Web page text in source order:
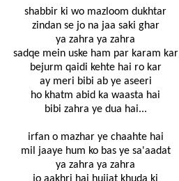
shabbir ki wo mazloom dukhtar
zindan se jo na jaa saki ghar
ya zahra ya zahra
sadqe mein uske ham par karam kar
bejurm qaidi kehte hai ro kar
ay meri bibi ab ye aseeri
ho khatm abid ka waasta hai
bibi zahra ye dua hai...
irfan o mazhar ye chaahte hai
mil jaaye hum ko bas ye sa'aadat
ya zahra ya zahra